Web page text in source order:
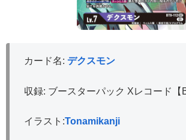
カード名: デクスモン
収録: ブースターパック Xレコード【
イラスト:Tonamikanji